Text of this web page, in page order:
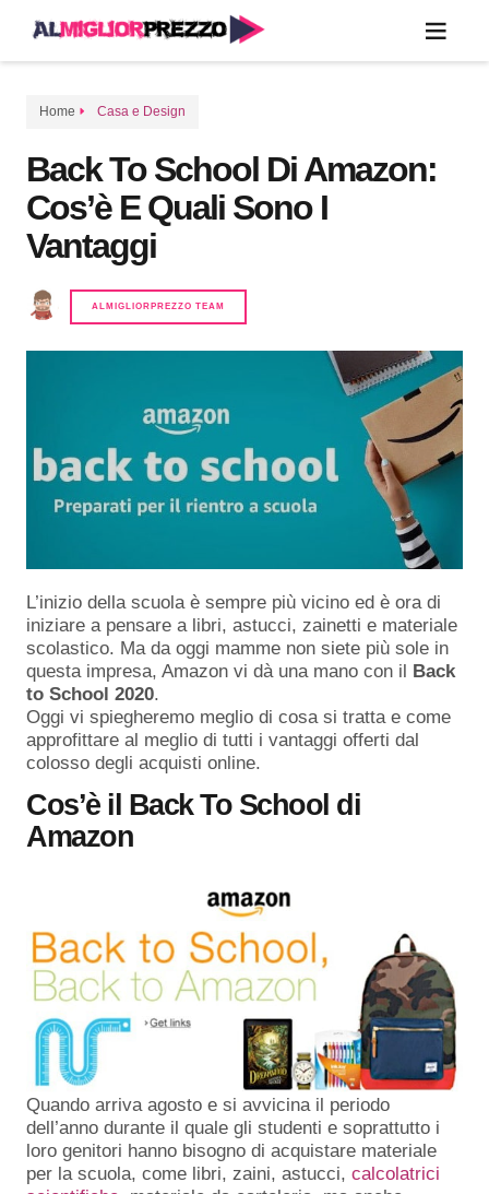
Home Casa e Design
Back To School Di Amazon:
Cos’è E Quali Sono I
Vantaggi
ALMIGLIORPREZZO TEAM
L’inizio della scuola è sempre più vicino ed è ora di
iniziare a pensare a libri, astucci, zainetti e materiale
scolastico. Ma da oggi mamme non siete più sole in
questa impresa, Amazon vi dà una mano con il Back
to School 2020.
Oggi vi spiegheremo meglio di cosa si tratta e come
approfittare al meglio di tutti i vantaggi offerti dal
colosso degli acquisti online.
Cos’è il Back To School di
Amazon
Quando arriva agosto e si avvicina il periodo
dell’anno durante il quale gli studenti e soprattutto i
loro genitori hanno bisogno di acquistare materiale
per la scuola, come libri, zaini, astucci, calcolatrici